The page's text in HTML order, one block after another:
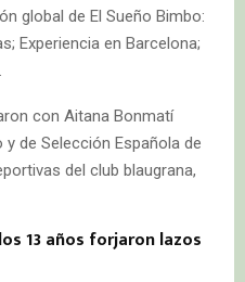
global de El Sueño Bimbo:
Experiencia en Barcelona;
con Aitana Bonmatí
de Selección Española de
del club blaugrana,
13 años forjaron lazos